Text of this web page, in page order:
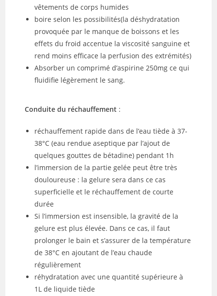
vêtements de corps humides
boire selon les possibilités(la déshydratation
provoquée par le manque de boissons et les
effets du froid accentue la viscosité sanguine et
rend moins efficace la perfusion des extrémités)
Absorber un comprimé d’aspirine 250mg ce qui
fluidifie légèrement le sang.
Conduite du réchauffement :
réchauffement rapide dans de l’eau tiède à 37-
38°C (eau rendue aseptique par l’ajout de
quelques gouttes de bétadine) pendant 1h
l’immersion de la partie gelée peut être très
douloureuse : la gelure sera dans ce cas
superficielle et le réchauffement de courte
durée
Si l’immersion est insensible, la gravité de la
gelure est plus élevée. Dans ce cas, il faut
prolonger le bain et s’assurer de la température
de 38°C en ajoutant de l’eau chaude
régulièrement
réhydratation avec une quantité supérieure à
1L de liquide tiède